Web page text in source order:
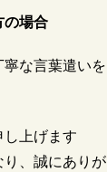
の場合
な言葉遣いを
上げます
り、誠にあり